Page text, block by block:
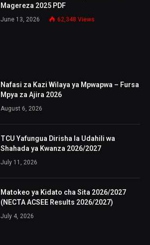
Magereza 2025 PDF
June 13, 2026 62,348 Views
Nafasi za Kazi Wilaya ya Mpwapwa – Fursa
Mpya za Ajira 2026
August 6, 2026
TCU Yafungua Dirisha la Udahili wa
Shahada ya Kwanza 2026/2027
July 11, 2026
Matokeo ya Kidato cha Sita 2026/2027
(NECTA ACSEE Results 2026/2027)
July 4, 2026